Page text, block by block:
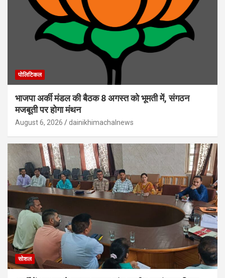
पोलिटिकल
भाजपा अर्की मंडल की बैठक 8 अगस्त को भूमती में, संगठन
मजबूती पर होगा मंथन
August 6, 2026 dainikhimachalnews
सोशल